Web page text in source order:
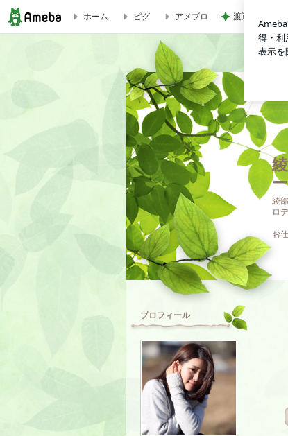
綾部リサオフィシャルブログ 「ぽんこつハスキー」
ホーム ピグ アメブロ 渡辺美奈代
綾
ロ
お
プロフィール